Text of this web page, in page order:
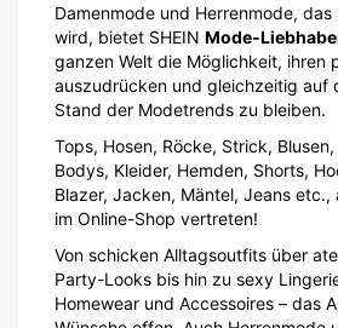
Damenmode und Herrenmode,
wird, bietet SHEIN Mode-
ganzen Welt die Möglichkeit, ihren
auszudrücken und gleichzeitig auf
Stand der Modetrends zu bleiben.
Tops, Hosen, Röcke, Strick,
Bodys, Kleider, Hemden, Shorts,
Blazer, Jacken, Mäntel, Jeans etc.,
im Online-Shop vertreten!
Von schicken Alltagsoutfits über
Party-Looks bis hin zu sexy
Homewear und Accessoires – das